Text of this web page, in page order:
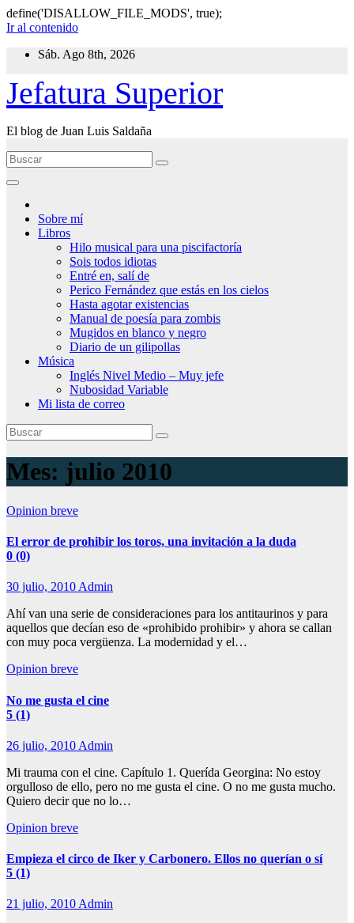
define('DISALLOW_FILE_MODS', true);
Ir al contenido
Sáb. Ago 8th, 2026
Jefatura Superior
El blog de Juan Luis Saldaña
Sobre mí
Libros
Hilo musical para una piscifactoría
Sois todos idiotas
Entré en, salí de
Perico Fernández que estás en los cielos
Hasta agotar existencias
Manual de poesía para zombis
Mugidos en blanco y negro
Diario de un gilipollas
Música
Inglés Nivel Medio – Muy jefe
Nubosidad Variable
Mi lista de correo
Mes: julio 2010
Opinion breve
El error de prohibir los toros, una invitación a la duda
0 (0)
30 julio, 2010Admin
Ahí van una serie de consideraciones para los antitaurinos y para
aquellos que decían eso de «prohibido prohibir» y ahora se callan
con muy poca vergüenza. La modernidad y el…
Opinion breve
No me gusta el cine
5 (1)
26 julio, 2010 Admin
Mi trauma con el cine. Capítulo 1. Querída Georgina: No estoy
orgulloso de ello, pero no me gusta el cine. O no me gusta mucho.
Quiero decir que no lo…
Opinion breve
Empieza el circo de Iker y Carbonero. Ellos no querían o sí
5 (1)
21 julio, 2010Admin